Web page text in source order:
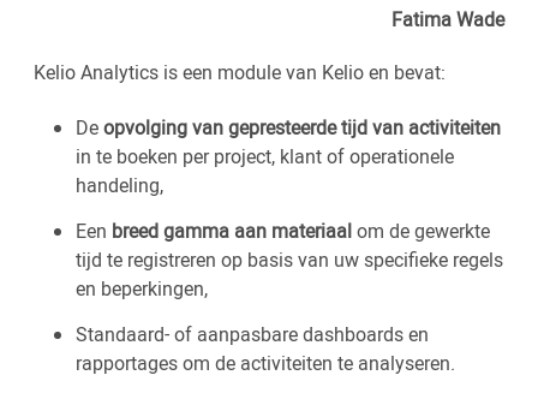
Fatima Wade
Kelio Analytics is een module van Kelio en bevat:
Deopvolging van gepresteerde tijd van activiteiten
in te boeken per project, klant of operationele
handeling,
Een breed gamma aan materiaalom de gewerkte
tijd te registreren op basis van uw specifieke regels
en beperkingen,
Standaard- of aanpasbare dashboards en
rapportages om de activiteiten te analyseren.